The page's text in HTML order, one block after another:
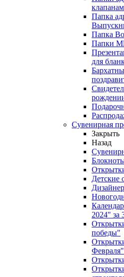
Папка
Папка
Папки
для
Сувенирная
Закрыть
Назад
Детские
2024" за
победы"
Февраля"